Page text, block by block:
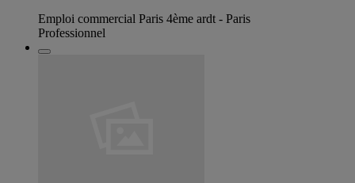
Emploi commercial Paris 4ème ardt - Paris
Professionnel